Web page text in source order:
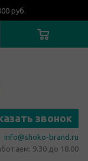
руб.
звонок
info@shoko-brand.ru
9.30 до 18.00